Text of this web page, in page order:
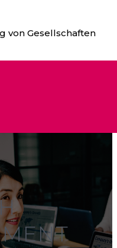
von Gesellschaften